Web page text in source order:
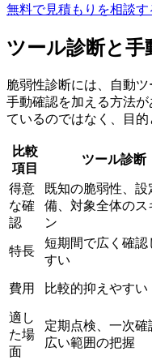
無料で見積もりを相談す
ツール診断と手
脆弱性診断には、自動
手動確認を加える方法
ているのではなく、目的
比較
項目
ツール診断
得意
な確
認
既知の脆弱性、設
備、対象全体のス
ン
特長
短期間で広く確認
すい
費用 比較的抑えやすい
適し
た場
面
定期点検、一次確
広い範囲の把握